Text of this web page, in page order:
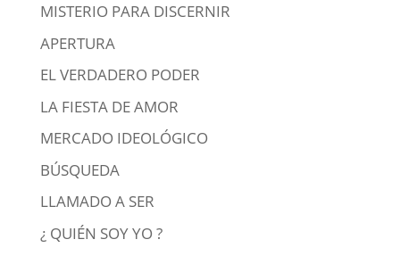
MISTERIO PARA DISCERNIR
APERTURA
EL VERDADERO PODER
LA FIESTA DE AMOR
MERCADO IDEOLÓGICO
BÚSQUEDA
LLAMADO A SER
¿ QUIÉN SOY YO ?